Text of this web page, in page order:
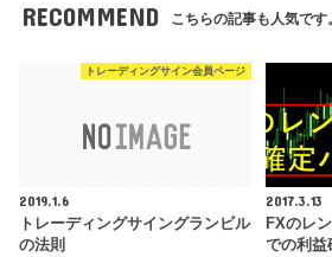
RECOMMEND こちらの記事も人気です
トレーディングサイン会員ページ
2019.1.6
トレーディングサイングランビル
の法則
2017.3.13
FXのレ
での利益